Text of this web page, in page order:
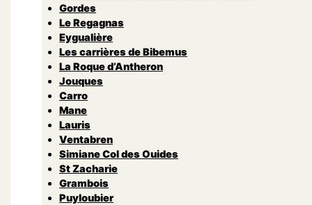
Gordes
Le Regagnas
Eygualière
Les carrières de Bibemus
La Roque d’Antheron
Jouques
Carro
Mane
Lauris
Ventabren
Simiane Col des Ouides
St Zacharie
Grambois
Puyloubier